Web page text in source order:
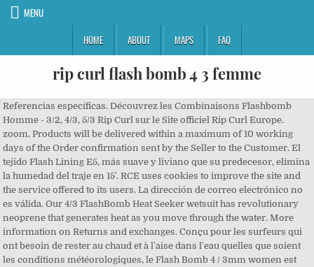
MENU
HOME
ABOUT MAPS FAQ
rip curl flash bomb 4 3 femme
Referencias específicas. Découvrez les Combinaisons Flashbomb Homme - 3/2, 4/3, 5/3 Rip Curl sur le Site officiel Rip Curl Europe. zoom. Products will be delivered within a maximum of 10 working days of the Order confirmation sent by the Seller to the Customer. El tejido Flash Lining E5, más suave y liviano que su predecesor, elimina la humedad del traje en 15'. RCE uses cookies to improve the site and the service offered to its users. La dirección de correo electrónico no es válida. Our 4/3 FlashBomb Heat Seeker wetsuit has revolutionary neoprene that generates heat as you move through the water. More information on Returns and exchanges. Conçu pour les surfeurs qui ont besoin de rester au chaud et à l'aise dans l'eau quelles que soient les conditions météorologiques, le Flash Bomb 4 / 3mm women est sans aucun doute votre combinaison idéale si vous souhaitez surfer avec les meilleurs. Rip Curl Omega 3/2mm GBS Wetsuit 2020 - Black / Navy. Flashbomb Heat Seeker 3/2 Chest Zip E6 Wetsuit. En plus des combinaisons, Rip Curl s'est aussi spécialisé dans l'horlogerie surf avec leur modèle phare, la Rip Curl GPS Watch. Free shipping . Uso recomendado en aguas con temperaturas de entre 11ºC - 15ºC. Rip Curl Flashbomb Wetsuit, Men’s Zip Free Fullsuit Wetsuit for Surfing, Watersports, Swimming, Snorkeling, Lightweight, Fast Drying Design for Durability, 3/2mm $421.00 - $489.95. Now with E6 Flash Lining throughout the body providing stretch and warmth, and our lightweight super stretch E6 neoprene throughout the arms and shoulders gives surfers unrestricted paddling and movement. Mesh skin panels absorb solar rays and reduce wind chill. //Template Tiempos de entrega en fecha por país y festivos [parte FRONTEND] The all new flash bomb 4/3 zip free is a high performance wetsuit with a multitude of Coldwater features. As low as £469.95. The Project Gutenberg eBook, Patience Sparhawk and Her Times, by Gertrude Franklin Horn Atherton. When the swell picks up, its up to you to be ready. Seams are taped with E6 Flash Lining Tape for extra comfort and sealing out water. fato rip curl flash bomb 4/3. Rip Curl board shorts, wetsuits, flip-flops, rash guards and swimsuits will help you look good and feel good. Achat Combinaison Rip Curl - Dawn Patrol 4/3 mm Chest Zip - Slate 2020, rayon Combinaisons 4/3, Néopréne, 4/3mm Men's Rip Curl FLASH BOMB Hooded Fullsuit. This update means 25 % more stretch, faster drying time, less weight, and more comfort. $469.95 + $9.99 shipping . evo.com : evo.com : Now made with E6 Flash Lining for improved stretch, warmth, and quick-dry capabilities, the Rip Curl 4/3 Flashbomb Steamer Wetsuit is a cool water staple. E5 Flash lining. Le nouveau Rip Curl E5 Flash Lining est 25% plus stretch, moins épais et ultra léger. Sin ninguna duda, el neopreno Rip Curl Flash Bomb es uno de los mejores, y más cálidos, neoprenos de la actualidad. Uno de los trajes mas caros y calientes del mercado.Super comodo y sin cremalleras. $399.95. This wetsuit has the new E5 Flash lining which provides 25% more … The Rip Curl 4/3 Flashbomb Steamer Wetsuit - Women's is in stock now. The Flashbomb 4/3 Zip Free wetsuit is the perfect combination of stretch and warmth. -En caso de que el producto este en oferta puede hacer un cambio de talla haciéndose cargo del envío de devolución del paquete a nuestras instalaciones. Traje de neopreno Women Flashbomb 4/3 409,99 € El traje cuenta con el nuevo forro Flash E5, que proporciona un 25 % más de elasticidad y tiene un perfil más bajo y más ligero que su antecesor. This suit provides unparalleled stretch, warmth and comfort in and out of the water. Guía de tallas. La combinaison Rip Curl Flash Bomb est connue pour être celle qui sèche la plus vite au monde ! Si estás entre dos tallas, te recomendamos que te decantes por la que más se ajusta a su peso. Dotée de composants haut de gamme la combinaison Rip Curl Flash Bomb est extrêmement efficace dans toutes les conditions et vous procure une sensation unique de chaleur sèche., Modèle Flashbomb Rip Curl no deja de sorprendernos y, para esta temporada 2020-2021, ha renovado uno de sus gama alta más potentes, el Flash Bomb, con el nuevo tejido E6 Flash Lining. Buy Online the Rip Curl Flashbomb 43gb C/Zip Stmr for Men on the Official Rip Curl Website Su posicionamiento en zonas que no afectan directamente a la remada, hace que sea un traje muy cómodo de llevar, proporcionando una mejora en la elasticidad de la remada y en los movimientos dentro del agua en general, atrasando la aparición del efecto fatiga para que puedas estar más tiempo en el agua. La combinaison de surf FLASH BOMB est la gamme haute de chez Rip Curl. The SIMA award-winning Rip Curl Flashbomb 4/3 Gb has been updated this year to feature the all-new E5 Flash lining. Youtube – How to Put on a Zipless Wetsuit. In accordance with the General Data Protection Regulation (EU Regulation 2016/76), you have a right of access to the information we hold about you, a right of rectification, deletion, limitation and portability of the data collected. In case he does not object, the user allows the use of cookies by RCE on his computer. E6 Flash Lining Smooth face seal Seam sealed Surf longer in cooler water. One of the warmest and comfortable linings available. Use of the RIP CURL trademarks by Rip Curl, Ltd. under license from Rip Curl international Pty, Ltd. We use Cookies - by using this site or closing this message you’re agreeing to our Cookies policy. $459.95. 5/4mm Men's Rip Curl FLASH BOMB Hooded Fullsuit. -En Tablas Surf Shop puedes devolver o cambiar un producto hasta pasados 100 dias desde la recepción de este. Rip Curl Flashbomb 4/3 Zip Free Pedidos rápidos y fáciles en la tienda en línea de Blue Tomato . fato billabong salty dayz 1/1 fato billabong launch 2/2. The Women's Flashbomb Wetsuit Steamer is the ultimate female wetsuit constructed with 100% E5 Flash lining and taping for retaining heat and the world's fastest drying time. Combinaison surf Rip Curl Women FlashBomb Chest Zip 4/3 2019 Black Grey - EN PROMO à 245,95 € au lieu de 409,95 € - LIVRAISON OFFERTE - Collection Rip Curl 2019, Surf/Kite, Coupe spécifique femme, Epaisseur 4/3 mm, E5 Flash Lining, Front Zip. Cremallera en la espalda. 2º Seleccione el color y la talla que deseas en la ficha de producto. -Consultar en el apartado preguntas frecuentes en la parte inferior izquierda de la página web. Combinaison Flashbomb 4/3 Chest Zip 469,99 € Maintenant avec la technologie E6 Flash Lining qui offre 20 % d’élasticité, de la chaleur, et sèche très rapidement. 3º Entre las tallas y el botón de comprar, tienes la fecha aproximada de entrega en su domicilio. This eBook is for the use of anyone anywhere in the United States and most other parts of the world at no cost and with almost no restrictions whatsoever. If you’ve purchased a Rip Curl wetsuit from an authorised Rip Curl retailer, you’re in luck! | As low as £259.95. Please note sizing information is listed in centimetres. Join the Rip Curl Crew and we will keep you up to date with all the latest news, products and promotions. La bombe éclair Rip Curl Flashbomb 4/3 Go, primée par le SIMA, a été mise à jour cette année avec le tout nouveau revêtement Flash E5. ... Use of the RIP CURL trademarks by Rip Curl, Ltd. under license from Rip Curl international Pty, Ltd. 72,00 €, Special Price E6 Flash Lining The Women's Flashbomb 4/3 Chest Zip wetsuit is now equipped E6 neoprene, fast drying E6 Flash lining, and E6 Flash Lining Tape. Gamme FLASH BOMB. Le haut de gamme Flash Bomb offre des performances hallucinantes sur la souplesse et la chaleur à l’usage. RIP CURL JUNIOR FLASH BOMB La combinación perfecta de calidez y elasticidad. Découvrez les Combinaisons Intégrales Femme - 3/2, 4/3, 5/3 Rip Curl sur le Site officiel Rip Curl Europe. If you’re headed for the coldest waters though, look for one of the Rip Curl Flash Bomb 5/3 wetsuits that include the E5 Flash lining on the entirety of the suit, or go all out on the Rip Curl Flash Bomb 6/4 hooded wetsuit for all-over thermal protection. Asumiremos que está de acuerdo con esto, pero puede optar por no participar si lo desea. Tape E5. Metric / Imperial 152.5cm to 180.5cm … 260,00 €, Special Price Gracias a las nuevas fibras Flash Lining E5 retiene aún más el calor corporal sin añadirle peso adicional. $369.95. Más elástico que nunca gracias al neopreno E5, también retine mejor el calor corporal gracias a las nuevas fibras Flash Lining E5 ¡Todo sin añadirle peso! Para información más detallada de los gastos de envío, solo tienes que consultar en preguntas frecuentes, en el chat de la página, web o enviar un email a Web@tablassurfshop.com y le informaremos, también nos puede consultar mediante el chat de la página web. The Flashbomb 4/3 Chest Zip Wetsuit is back, now with E6 Flash Lining to provide 20% stretch, warmth and quick dry technology. Rip Curl surf booties, surf hoods and surf gloves are also available for the surfer or diver in colder waters. If you’re headed for the coldest waters though, look for one of the Rip Curl Flash Bomb 5/3 wetsuits that include the E5 Flash lining on the entirety of the suit, or go all out on the Rip Curl Flash Bomb 6/4 hooded wetsuit for all-over thermal protection. Rip Curl 4/3mm Men's Flash Bomb Fullsuit - Zip Free 5.0 out of 5 stars 1. -Envío de pedidos inferiores a 100€ (sin IVA) tiene un coste de 10€. -Todas las ventas van excluidas de IVA, para ver los precios correctos regístrese y ponga el código postal de envío. Si eres de esos surfers que buscan el mejor rendimiento ¡ el Flash Bomb Heat Seaker está hecho para ti! Nuevo ronda los 400 euros Moaña PONTEVEDRA El neopreno que más rápido seca del mundo: Rip Curl Flashbomb 4/3 Gb Chest Zip El Flashbomb, ganador del premio SIMA, ha sido actualizado este año con el nuevo forro E5 Flash. El E6 Flash Lining o